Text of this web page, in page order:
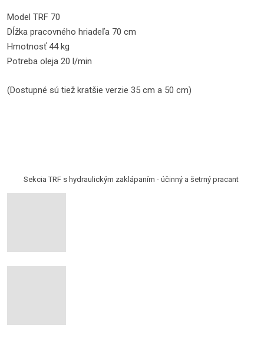
Model TRF 70
Dĺžka pracovného hriadeľa 70 cm
Hmotnosť 44 kg
Potreba oleja 20 l/min
(Dostupné sú tiež kratšie verzie 35 cm a 50 cm)
Sekcia TRF s hydraulickým zaklápaním - účinný a šetrný pracant